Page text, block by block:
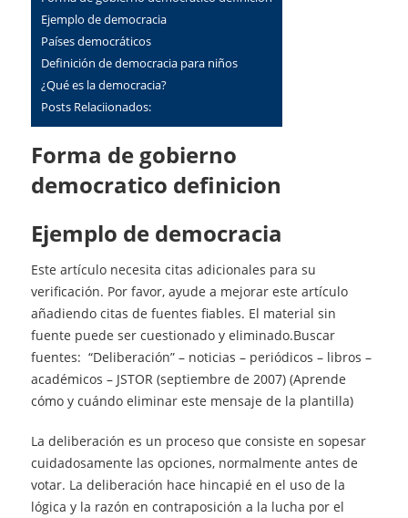
ejemplo de democracia
países democráticos
definición de democracia para niños
¿qué es la democracia?
Posts Relaciionados:
Forma de gobierno
democratico definicion
ejemplo de democracia
Este artículo necesita citas adicionales para su
verificación. Por favor, ayude a mejorar este artículo
añadiendo citas de fuentes fiables. El material sin
fuente puede ser cuestionado y eliminado.Buscar
fuentes: “Deliberación” – noticias – periódicos – libros –
académicos – JSTOR (septiembre de 2007) (Aprende
cómo y cuándo eliminar este mensaje de la plantilla)
La deliberación es un proceso que consiste en sopesar
cuidadosamente las opciones, normalmente antes de
votar. La deliberación hace hincapié en el uso de la
lógica y la razón en contraposición a la lucha por el